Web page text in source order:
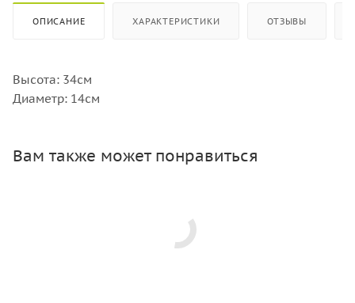
ОПИСАНИЕ ХАРАКТЕРИСТИКИ ОТЗЫВЫ
Высота: 34см
Диаметр: 14см
Вам также может понравиться